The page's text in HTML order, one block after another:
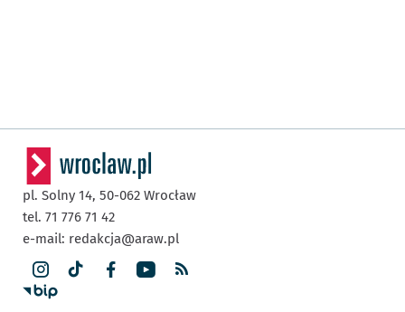
pl. Solny 14, 50-062 Wrocław
tel. 71 776 71 42
e-mail: redakcja@araw.pl